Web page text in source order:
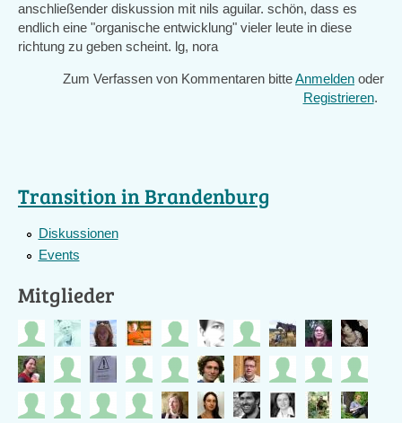
anschließender diskussion mit nils aguilar. schön, dass es
endlich eine "organische entwicklung" vieler leute in diese
richtung zu geben scheint. lg, nora
Zum Verfassen von Kommentaren bitteAnmelden oder
Registrieren.
Transition in Brandenburg
Diskussionen
Events
Mitglieder